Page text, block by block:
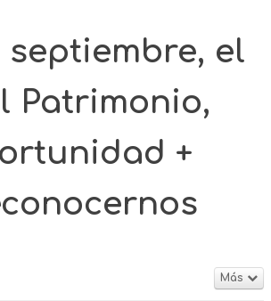
septiembre, el
Patrimonio,
+
Más